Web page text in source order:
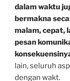
dalam waktu
bermakna
malam, cepat,
pesan
lain, seluruh
dengan wakt.